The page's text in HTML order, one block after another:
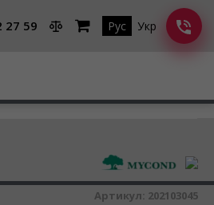
27 59 Рус Укр
Артикул: 202103045